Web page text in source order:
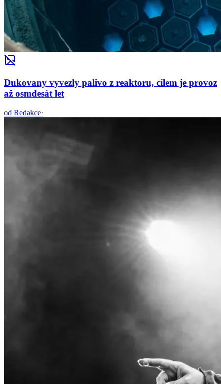
Dukovany vyvezly palivo z reaktoru, cílem je provoz
až osmdesát let
od Redakce·